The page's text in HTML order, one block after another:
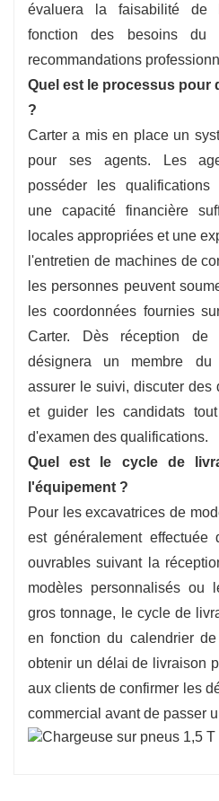
évaluera la faisabilité de
fonction des besoins du
recommandations
Quel est le processus pour
?
Carter a mis en place un
pour ses agents. Les
posséder les qualifications
une capacité financière
locales appropriées et une
l'entretien de machines de
les personnes peuvent
les coordonnées fournies
Carter. Dès réception de
désignera un membre
assurer le suivi, discuter des
et guider les candidats
d'examen des qualifications.
Quel est le cycle de
l'équipement ?
Pour les excavatrices de
est généralement
ouvrables suivant la
modèles personnalisés ou
gros tonnage, le cycle de
en fonction du calendrier
obtenir un délai de livraison
aux clients de confirmer les
commercial avant de passer